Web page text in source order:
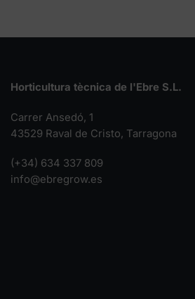
Horticultura tècnica de l'Ebre S.L.
Carrer Ansedó, 1
43529 Raval de Cristo, Tarragona
(+34) 634 337 809
info@ebregrow.es